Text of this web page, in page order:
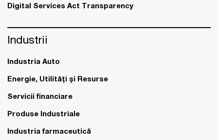
Digital Services Act Transparency
Industrii
Industria Auto
Energie, Utilităţi şi Resurse
Servicii financiare
Produse Industriale
Industria farmaceutică